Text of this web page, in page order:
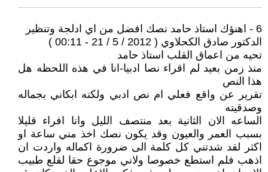
6 - اهنؤك استاذ حامد نصك افضل من اي ادلجة وتنظير
الدكتور صادق الكحلاوي ( 2012 / 5 / 21 - 00:11 )
تحيه من اعماق القلب استاذ حامد
منذ زمن بعيد لم اقراء نصا ادبيا-انا في هذه اللحظه هل
هذا النص
تقرير عن واقع فعلي ام نص ادبي ولكنه ابكاني بجماله
وصدقيته
الساعه الان الثانية بعد منتصف الليل وانا افراء قليلا
بسبب العمر والعيون وقد يكون نصك اخذ مني ساعة او
اكثر لقد شدتني كل كلمة الى ضرورة اكماله واردت ان
اذهب فلم استطع خصوصا ولاني موجوع حقا لقلع طبيب